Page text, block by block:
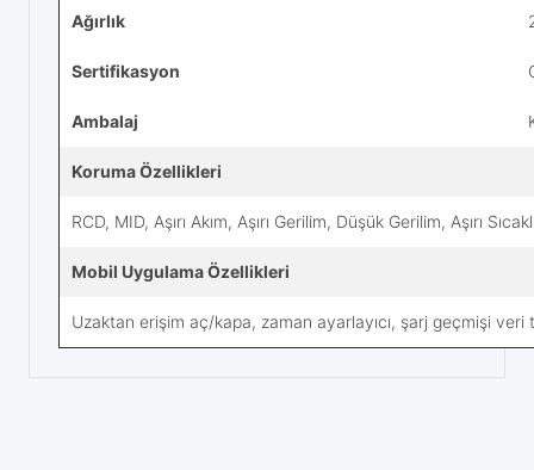
Ağırlık
Sertifikasyon
Ambalaj
Koruma Özellikleri
RCD, MID, Aşırı Akım, Aşırı Gerilim, Düşük Gerilim, Aşırı
Mobil Uygulama Özellikleri
Uzaktan erişim aç/kapa, zaman ayarlayıcı, şarj geçmişi veri